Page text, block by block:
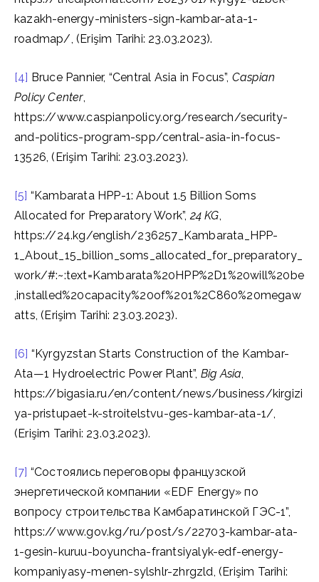
kazakh-energy-ministers-sign-kambar-ata-1-
roadmap/, (Erişim Tarihi: 23.03.2023).
[4] Bruce Pannier, “Central Asia in Focus”, Caspian
Policy Center,
https://www.caspianpolicy.org/research/security-
and-politics-program-spp/central-asia-in-focus-
13526, (Erişim Tarihi: 23.03.2023).
[5] “Kambarata HPP-1: About 1.5 Billion Soms
Allocated for Preparatory Work”,24 KG,
https://24.kg/english/236257_Kambarata_HPP-
1_About_15_billion_soms_allocated_for_preparatory_
work/#:~:text=Kambarata%20HPP%2D1%20will%20be
,installed%20capacity%20of%201%2C860%20megaw
atts, (Erişim Tarihi: 23.03.2023).
[6] “Kyrgyzstan Starts Construction of the Kambar-
Ata—1 Hydroelectric Power Plant”, Big Asia,
https://bigasia.ru/en/content/news/business/kirgizi
ya-pristupaet-k-stroitelstvu-ges-kambar-ata-1/,
(Erişim Tarihi: 23.03.2023).
[7] “Состоялись переговоры французской
энергетической компании «EDF Energy» по
вопросу строительства Камбаратинской ГЭС-1”,
https://www.gov.kg/ru/post/s/22703-kambar-ata-
1-gesin-kuruu-boyuncha-frantsiyalyk-edf-energy-
kompaniyasy-menen-sylshlr-zhrgzld, (Erişim Tarihi: